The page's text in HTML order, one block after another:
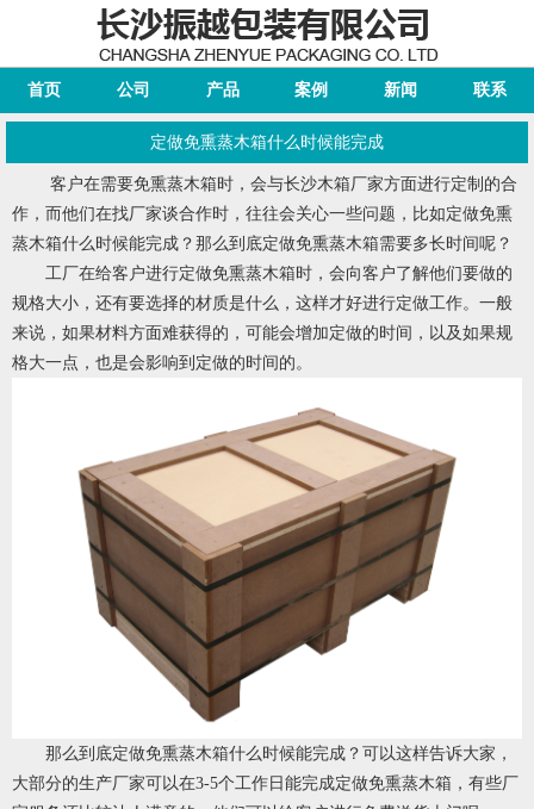
首页 公司 产品 案例 新闻 联系
定做免熏蒸木箱什么时候能完成
客户在需要免熏蒸木箱时，会与长沙木箱厂家方面进行定制的合
作，而他们在找厂家谈合作时，往往会关心一些问题，比如定做免熏
蒸木箱什么时候能完成？那么到底定做免熏蒸木箱需要多长时间呢？
工厂在给客户进行定做免熏蒸木箱时，会向客户了解他们要做的
规格大小，还有要选择的材质是什么，这样才好进行定做工作。一般
来说，如果材料方面难获得的，可能会增加定做的时间，以及如果规
格大一点，也是会影响到定做的时间的。
那么到底定做免熏蒸木箱什么时候能完成？可以这样告诉大家，
大部分的生产厂家可以在3-5个工作日能完成定做免熏蒸木箱，有些厂